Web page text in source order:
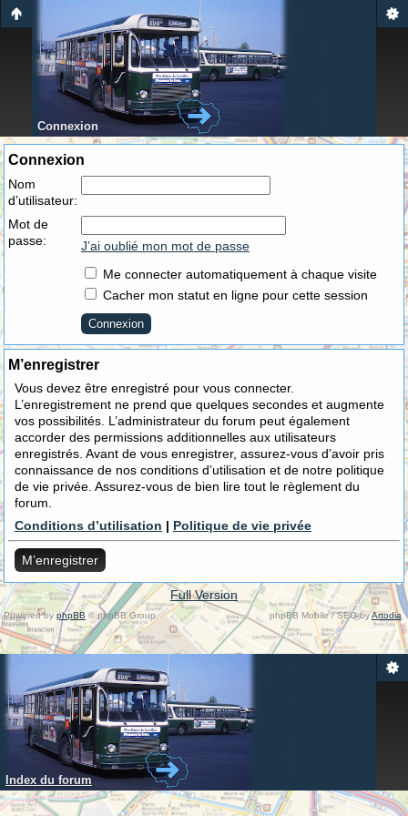
Connexion
Connexion
Nom
d’utilisateur:
Mot de
passe:
J’ai oublié mon mot de passe
Me connecter automatiquement à chaque visite
Cacher mon statut en ligne pour cette session
M’enregistrer
Vous devez être enregistré pour vous connecter.
L’enregistrement ne prend que quelques secondes et augmente
vos possibilités. L’administrateur du forum peut également
accorder des permissions additionnelles aux utilisateurs
enregistrés. Avant de vous enregistrer, assurez-vous d’avoir pris
connaissance de nos conditions d’utilisation et de notre politique
de vie privée. Assurez-vous de bien lire tout le règlement du
forum.
Conditions d’utilisation | Politique de vie privée
M’enregistrer
Full Version
Powered byphpBB © phpBB Group. phpBB Mobile / SEO byArtodia .
Index du forum